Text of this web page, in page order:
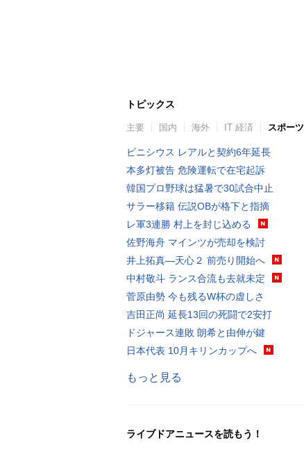
トピックス
主要 国内 海外 IT 経済 スポーツ
ビニシウス レアルと契約6年延長
本多灯被告 危険運転で在宅起訴
韓国プロ野球は猛暑で30試合中止
サラー移籍 伝説OBが格下と指摘
レ軍3連勝 村上を封じ込める
佐野海舟 マインツが売却を検討
井上拓真―天心２ 前売り開始へ
中村敬斗 ランス合流も去就未定
菅原由勢 今も残るW杯の虚しさ
吉田正尚 延長13回の死闘で2安打
ドジャース連敗 朗希と由伸が鍵
日本代表 10月キリンカップへ
もっと見る
ライブドアニュースを読もう！